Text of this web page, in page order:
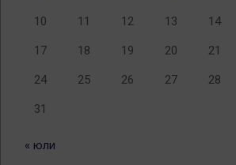
10 11 12 13 14
17 18 19 20 21
24 25 26 27 28
31
« юли